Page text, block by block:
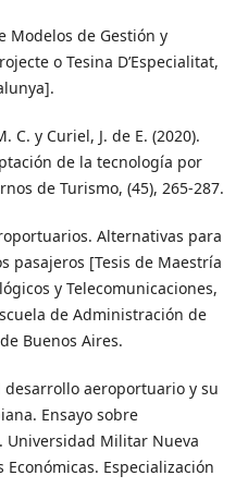
Modelos de Gestión y
o Tesina D’Especialitat,
C. y Curiel, J. de E. (2020).
de la tecnología por
de Turismo, (45), 265-287.
Alternativas para
pasajeros [Tesis de Maestría
y Telecomunicaciones,
de Administración de
Buenos Aires.
desarrollo aeroportuario y su
Ensayo sobre
Militar Nueva
Especialización